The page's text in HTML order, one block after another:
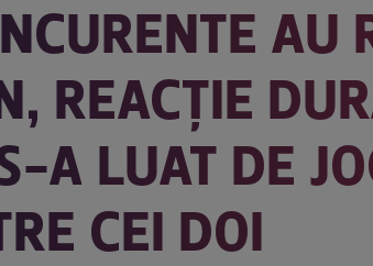
REACȚIE
A LUAT DE
CEI DOI